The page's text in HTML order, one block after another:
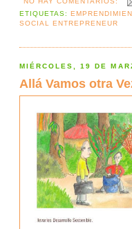
ETIQUETAS:
SOCIAL ENTREPRENEUR
MIÉRCOLES, 19 DE
Allá Vamos otra